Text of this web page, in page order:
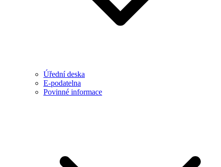
Úřední deska
E-podatelna
Povinné informace